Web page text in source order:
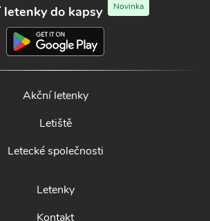
do kapsy Novinka
Akční letenky
Letiště
Letecké společnosti
Letenky
Kontakt